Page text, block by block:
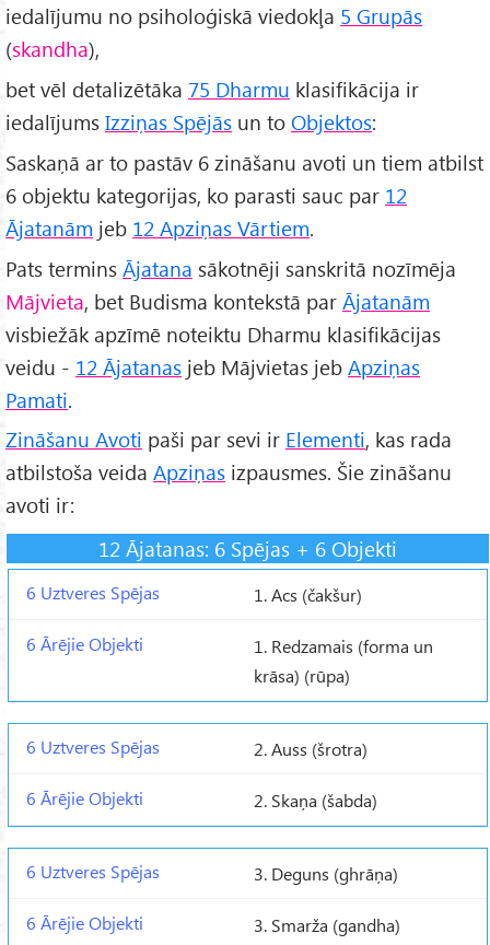
iedalījumu no psiholoģiskā viedokļa 5 Grupās
(skandha),
bet vēl detalizētāka 75 Dharmu klasifikācija ir
iedalījums Izziņas Spējās un to Objektos:
Saskaņā ar to pastāv 6 zināšanu avoti un tiem atbilst
6 objektu kategorijas, ko parasti sauc par 12
Ājatanām jeb 12 Apziņas Vārtiem.
Pats termins Ājatana sākotnēji sanskritā nozīmēja
Mājvieta, bet Budisma kontekstā par Ājatanām
visbiežāk apzīmē noteiktu Dharmu klasifikācijas
veidu - 12 Ājatanas jeb Mājvietas jeb Apziņas
Pamati.
Zināšanu Avoti paši par sevi ir Elementi, kas rada
atbilstoša veida Apziņas izpausmes. Šie zināšanu
avoti ir:
12 Ājatanas: 6 Spējas + 6 Objekti
1. Acs (čakšur)
1. Redzamais (forma un
krāsa) (rūpa)
2. Auss (šrotra)
2. Skaņa (šabda)
3. Deguns (ghrāņa)
3. Smarža (gandha)